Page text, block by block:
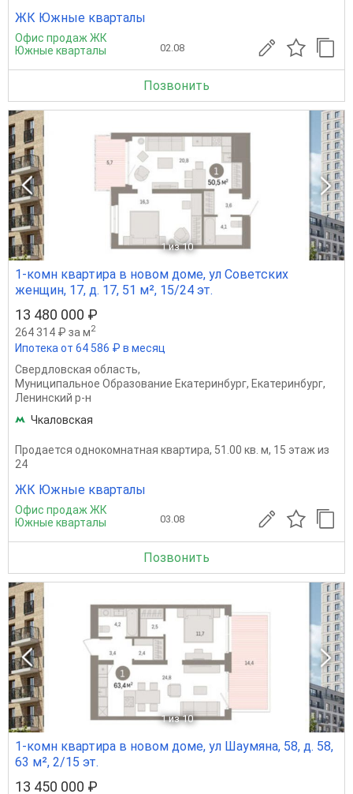
ЖК Южные кварталы
Офис продаж ЖК
Южные кварталы
02.08
Позвонить
1 из 10
1-комн квартира в новом доме, ул Советских
женщин, 17, д. 17, 51 м², 15/24 эт.
13 480 000 ₽
264 314 ₽ за м2
Ипотека от 64 586 ₽ в месяц
Свердловская область,
Муниципальное Образование Екатеринбург, Екатеринбург,
Ленинский р-н
Чкаловская
Продается однокомнатная квартира, 51.00 кв. м, 15 этаж из
24
ЖК Южные кварталы
Офис продаж ЖК
Южные кварталы
03.08
Позвонить
1 из 10
1-комн квартира в новом доме, ул Шаумяна, 58, д. 58,
63 м², 2/15 эт.
13 450 000 ₽